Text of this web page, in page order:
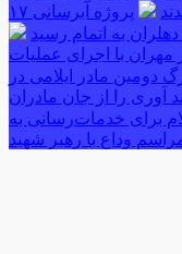
پروژه آبرسانی ۱۷
به اتمام رسید
با اجرای عملیات
دومین مادر ایلامی در
آوری را از جان مادران
برای خدمات‌رسانی به
وداع با رهبر شهید